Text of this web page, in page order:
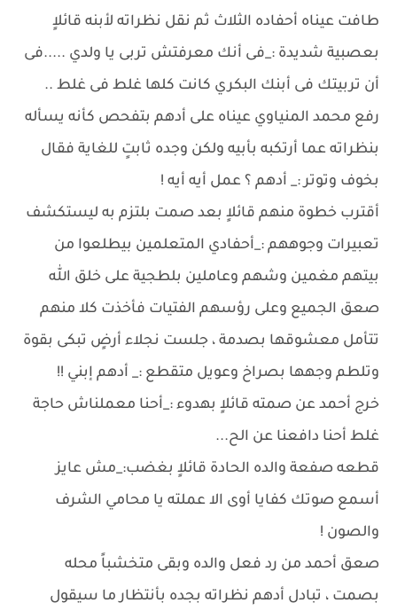
طافت عيناه أحفاده الثلاث ثم نقل نظراته لأبنه قائلاٍ
بعصبية شديدة :_فى أنك معرفتش تربى يا ولدي .....فى
أن تربيتك فى أبنك البكري كانت كلها غلط فى غلط ..
رفع محمد المنياوي عيناه على أدهم بتفحص كأنه يسأله
بنظراته عما أرتكبه بأبيه ولكن وجده ثابتٍ للغاية فقال
بخوف وتوتر :_ أدهم ؟ عمل أيه أيه !
أقترب خطوة منهم قائلاٍ بعد صمت بلتزم به ليستكشف
تعبيرات وجوههم :_أحفادي المتعلمين بيطلعوا من
بيتهم مغمين وشهم وعاملين بلطجية على خلق الله
صعق الجميع وعلى رؤسهم الفتيات فأخذت كلا منهم
تتأمل معشوقها بصدمة ، جلست نجلاء أرضٍ تبكى بقوة
وتلطم وجهها بصراخ وعويل متقطع :_ أدهم إبني !!
خرج أحمد عن صمته قائلاٍ بهدوء :_أحنا معملناش حاجة
غلط أحنا دافعنا عن الح...
قطعه صفعة والده الحادة قائلاٍ بغضب:_مش عايز
أسمع صوتك كفايا أوى الا عملته يا محامي الشرف
والصون !
صعق أحمد من رد فعل والده وبقى متخشباً محله
بصمت ، تبادل أدهم نظراته بجده بأنتظار ما سيقول